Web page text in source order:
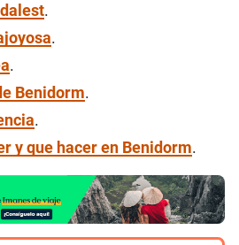
.
.
.
Benidorm.
.
y que hacer en Benidorm.